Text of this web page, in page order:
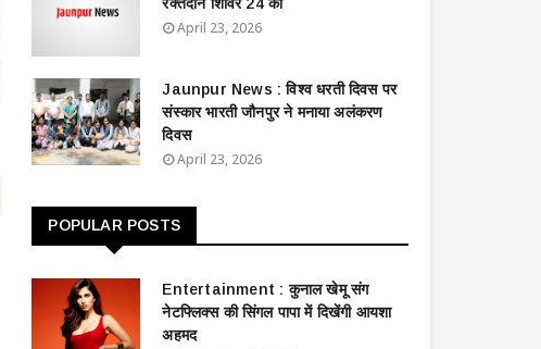
April 23, 2026
Jaunpur News : विश्व धरती दिवस पर
संस्कार भारती जौनपुर ने मनाया अलंकरण
दिवस
April 23, 2026
POPULAR POSTS
Entertainment : ​​​​कुनाल खेमू संग
नेटफ्लिक्स की सिंगल पापा में दिखेंगी आयशा
अहमद